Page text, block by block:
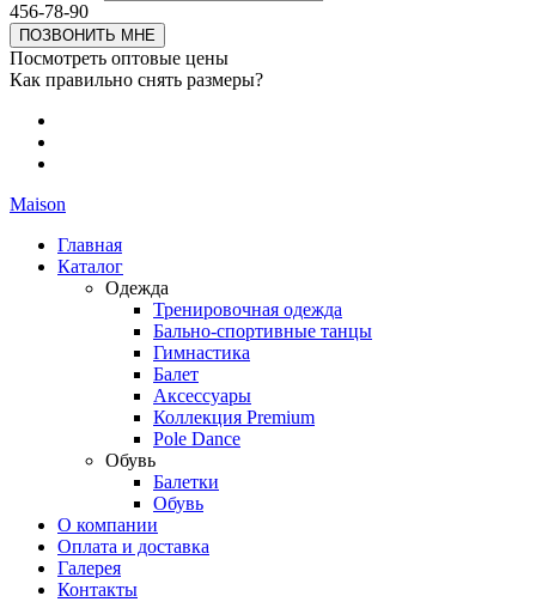
456-78-90
Посмотреть оптовые цены
Как правильно снять размеры?
Maison
Главная
Каталог
Одежда
Тренировочная одежда
Бально-спортивные танцы
Гимнастика
Балет
Аксессуары
Коллекция Premium
Pole Dance
Обувь
Балетки
Обувь
О компании
Оплата и доставка
Галерея
Контакты